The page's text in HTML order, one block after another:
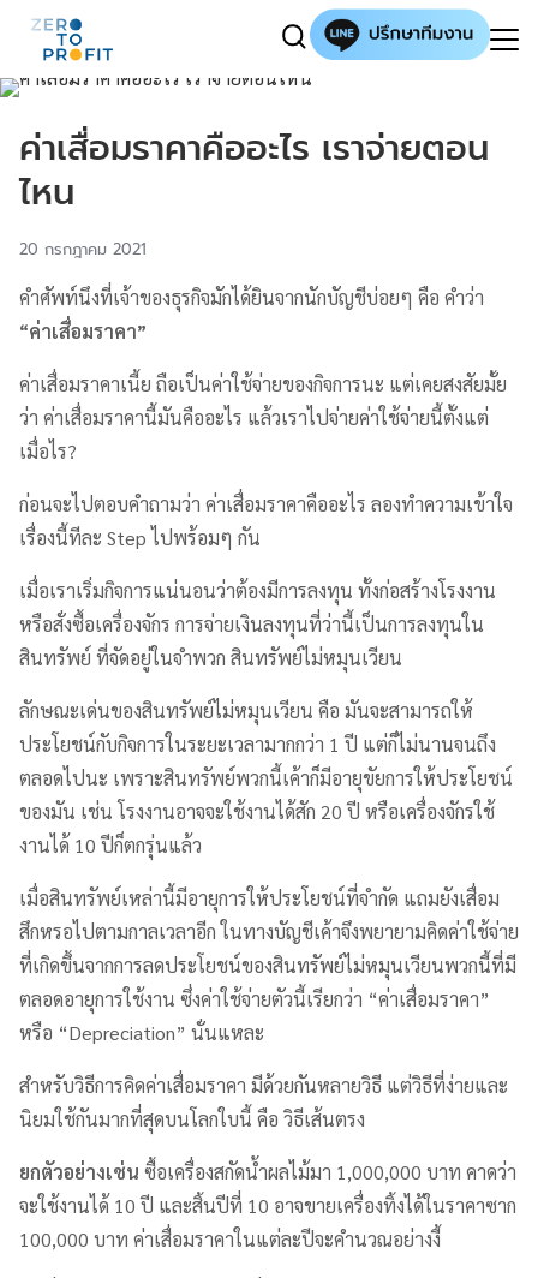
ค่าเสื่อมราคาคืออะไร เราจ่ายตอน
ไหน
20 กรกฎาคม 2021
คำศัพท์นึงที่เจ้าของธุรกิจมักได้ยินจากนักบัญชีบ่อยๆ คือ คำว่า
“ค่าเสื่อมราคา”
ค่าเสื่อมราคาเนี้ย ถือเป็นค่าใช้จ่ายของกิจการนะ แต่เคยสงสัยมั้ย
ว่า ค่าเสื่อมราคานี้มันคืออะไร แล้วเราไปจ่ายค่าใช้จ่ายนี้ตั้งแต่
เมื่อไร?
ก่อนจะไปตอบคำถามว่า ค่าเสื่อมราคาคืออะไร ลองทำความเข้าใจ
เรื่องนี้ทีละ Step ไปพร้อมๆ กัน
เมื่อเราเริ่มกิจการแน่นอนว่าต้องมีการลงทุน ทั้งก่อสร้างโรงงาน
หรือสั่งซื้อเครื่องจักร การจ่ายเงินลงทุนที่ว่านี้เป็นการลงทุนใน
สินทรัพย์ ที่จัดอยู่ในจำพวก สินทรัพย์ไม่หมุนเวียน
ลักษณะเด่นของสินทรัพย์ไม่หมุนเวียน คือ มันจะสามารถให้
ประโยชน์กับกิจการในระยะเวลามากกว่า 1 ปี แต่ก็ไม่นานจนถึง
ตลอดไปนะ เพราะสินทรัพย์พวกนี้เค้าก็มีอายุขัยการให้ประโยชน์
ของมัน เช่น โรงงานอาจจะใช้งานได้สัก 20 ปี หรือเครื่องจักรใช้
งานได้ 10 ปีก็ตกรุ่นแล้ว
เมื่อสินทรัพย์เหล่านี้มีอายุการให้ประโยชน์ที่จำกัด แถมยังเสื่อม
สึกหรอไปตามกาลเวลาอีก ในทางบัญชีเค้าจึงพยายามคิดค่าใช้จ่าย
ที่เกิดขึ้นจากการลดประโยชน์ของสินทรัพย์ไม่หมุนเวียนพวกนี้ที่มี
ตลอดอายุการใช้งาน ซึ่งค่าใช้จ่ายตัวนี้เรียกว่า “ค่าเสื่อมราคา”
หรือ “Depreciation” นั่นแหละ
สำหรับวิธีการคิดค่าเสื่อมราคา มีด้วยกันหลายวิธี แต่วิธีที่ง่ายและ
นิยมใช้กันมากที่สุดบนโลกใบนี้ คือ วิธีเส้นตรง
ยกตัวอย่างเช่น ซื้อเครื่องสกัดน้ำผลไม้มา 1,000,000 บาท คาดว่า
จะใช้งานได้ 10 ปี และสิ้นปีที่ 10 อาจขายเครื่องทิ้งได้ในราคาซาก
100,000 บาท ค่าเสื่อมราคาในแต่ละปีจะคำนวณอย่างงี้